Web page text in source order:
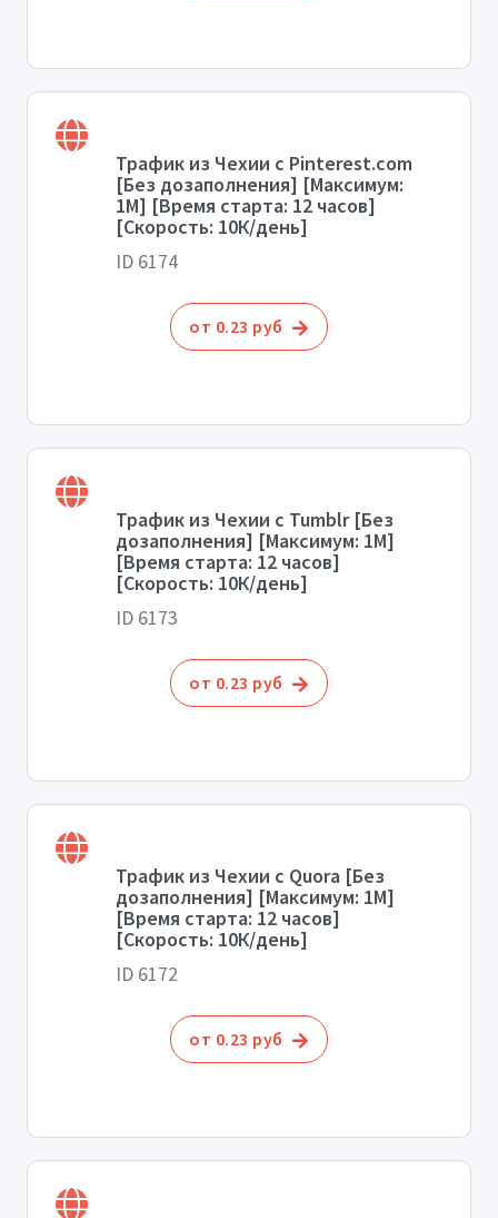
Трафик из Чехии с Pinterest.com
[Без дозаполнения] [Максимум:
1М] [Время старта: 12 часов]
[Скорость: 10К/день]
ID 6174
от 0.23 руб
Трафик из Чехии с Tumblr [Без
дозаполнения] [Максимум: 1М]
[Время старта: 12 часов]
[Скорость: 10К/день]
ID 6173
от 0.23 руб
Трафик из Чехии с Quora [Без
дозаполнения] [Максимум: 1М]
[Время старта: 12 часов]
[Скорость: 10К/день]
ID 6172
от 0.23 руб